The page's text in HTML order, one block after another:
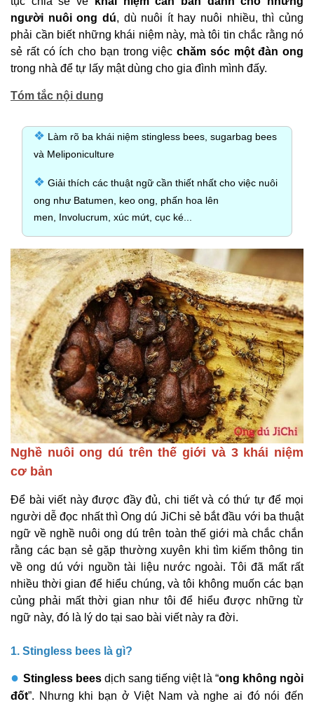
người nuôi ong dú, dù nuôi ít hay nuôi nhiều, thì củng
phải cần biết những khái niệm này, mà tôi tin chắc rằng nó
sẻ rất có ích cho bạn trong việc chăm sóc một đàn ong
trong nhà để tự lấy mật dùng cho gia đình mình đấy.
Tóm tắc nội dung
❖ Làm rõ ba khái niệm stingless bees, sugarbag bees
và Meliponiculture
❖ Giải thích các thuật ngữ cần thiết nhất cho việc nuôi
ong như Batumen, keo ong, phấn hoa lên
men, Involucrum, xúc mứt, cục ké...
Nghề nuôi ong dú trên thế giới và 3 khái niệm
cơ bản
Để bài viết này được đầy đủ, chi tiết và có thứ tự để mọi
người dễ đọc nhất thì Ong dú JiChi sẻ bắt đầu với ba thuật
ngữ về nghề nuôi ong dú trên toàn thế giới mà chắc chắn
rằng các bạn sẻ gặp thường xuyên khi tìm kiếm thông tin
về ong dú với nguồn tài liệu nước ngoài. Tôi đã mất rất
nhiều thời gian để hiểu chúng, và tôi không muốn các bạn
củng phải mất thời gian như tôi để hiểu được những từ
ngữ này, đó là lý do tại sao bài viết này ra đời.
1. Stingless bees là gì?
● Stingless bees dịch sang tiếng việt là “ong không ngòi
đốt”. Nhưng khi bạn ở Việt Nam và nghe ai đó nói đến